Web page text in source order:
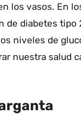
los vasos. En
de diabetes tipo
niveles de
nuestra salud